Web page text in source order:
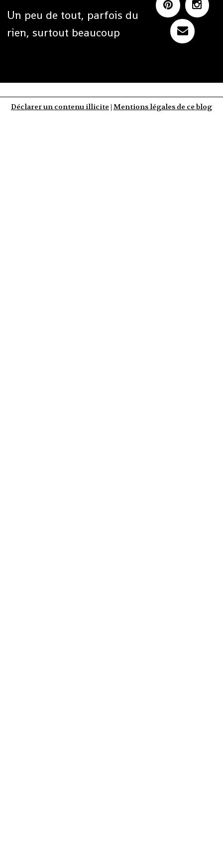
Un peu de tout, parfois du
rien, surtout beaucoup
Déclarer un contenu illicite | Mentions légales de ce blog